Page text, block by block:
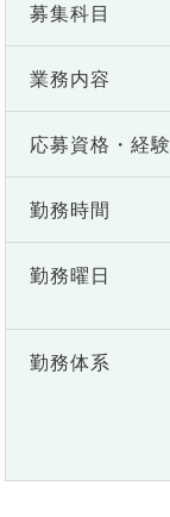
募集科目
業務内容
応募資格・ 経験
勤務時間
勤務曜日
勤務体系